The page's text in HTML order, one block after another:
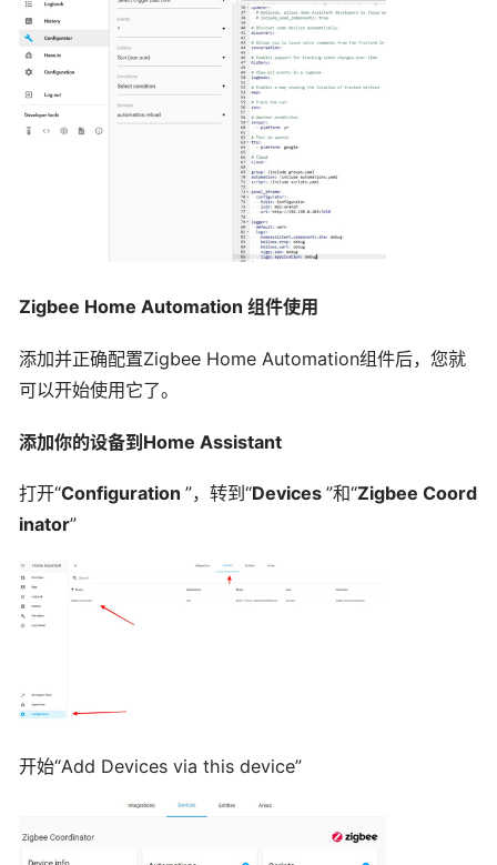
Zigbee Home Automation 组件使用
添加并正确配置Zigbee Home Automation组件后，您就
可以开始使用它了。
添加你的设备到Home Assistant
打开“Configuration ”，转到“Devices ”和“Zigbee Coord
inator”
开始“Add Devices via this device”